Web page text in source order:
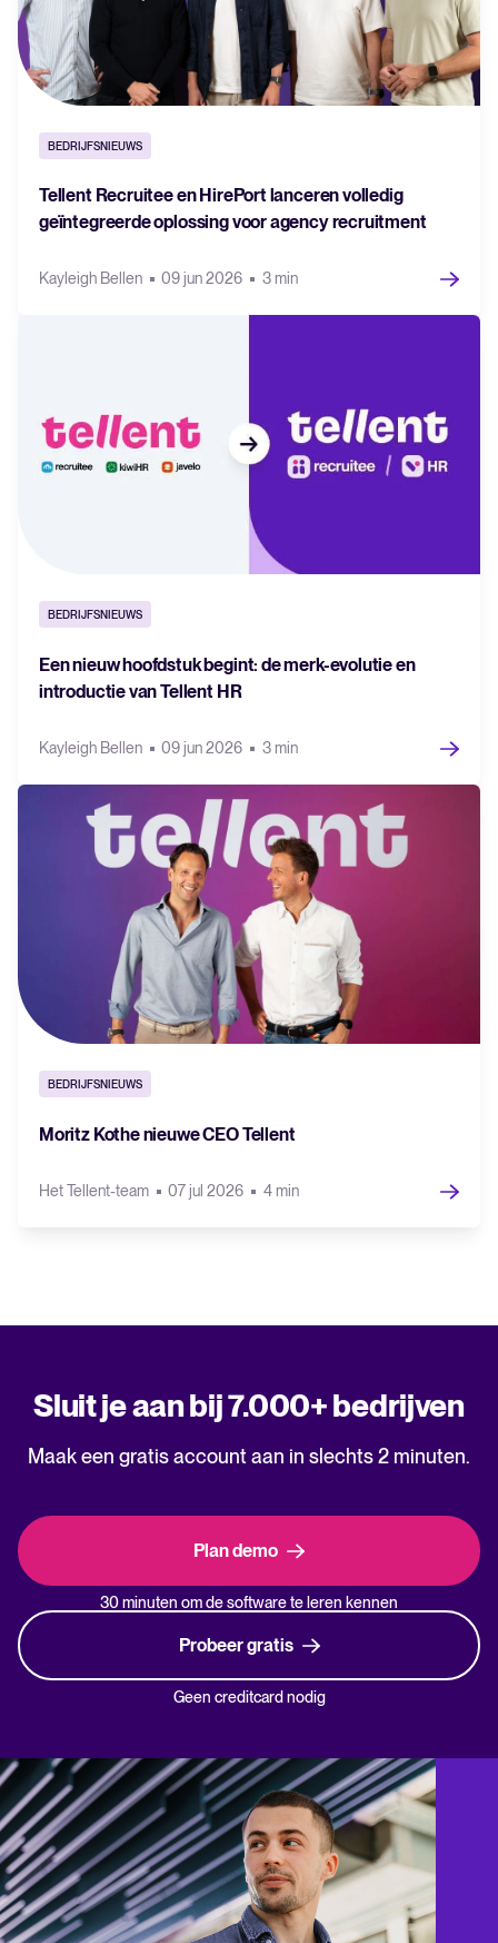
BEDRIJFSNIEUWS
Tellent Recruitee en HirePort lanceren volledig
geïntegreerde oplossing voor agency recruitment
Kayleigh Bellen 09 jun 2026 3 min
BEDRIJFSNIEUWS
Een nieuw hoofdstuk begint: de merk-evolutie en
introductie van Tellent HR
Kayleigh Bellen 09 jun 2026 3 min
BEDRIJFSNIEUWS
Moritz Kothe nieuwe CEO Tellent
Het Tellent-team 07 jul 2026 4 min
Sluit je aan bij 7.000+ bedrijven
Maak een gratis account aan in slechts 2 minuten.
Plan demo
30 minuten om de software te leren kennen
Probeer gratis
Geen creditcard nodig